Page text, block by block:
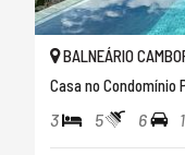
BALNEÁRIO
Casa no Condomínio
3 5 6